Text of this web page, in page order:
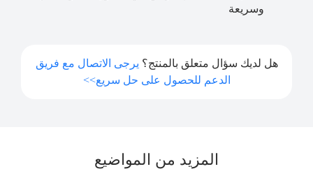
وسريعة
هل لديك سؤال متعلق بالمنتج؟ يرجى الاتصال مع فريق
الدعم للحصول على حل سريع>>
المزيد من المواضيع